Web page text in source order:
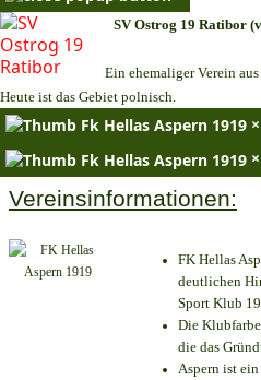
SV Ostrog 19 Ratibor
Ein ehemaliger Verein
Heute ist das Gebiet polnisch.
×
×
Vereinsinformationen:
FK Hellas
deutlichen
Sport Klub
Die
die das
Aspern ist